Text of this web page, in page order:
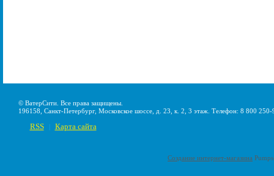
© ВатерСити. Все права защищены.
196158, Санкт-Петербург, Московское шоссе, д. 23, к. 2, 3 этаж. Телефон: 8 800
RSS Карта сайта
Создание интернет-магазина